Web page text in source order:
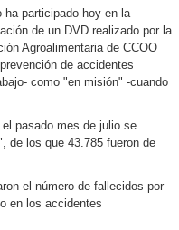
ha participado hoy en la
de un DVD realizado por la
Agroalimentaria de CCOO
de accidentes
como "en misión" -cuando
pasado mes de julio se
de los que 43.785 fueron de
el número de fallecidos por
en los accidentes